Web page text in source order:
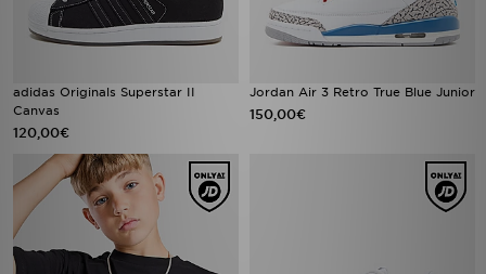
adidas Originals Superstar II
Canvas
120,00€
Jordan Air 3 Retro True Blue Junior
150,00€